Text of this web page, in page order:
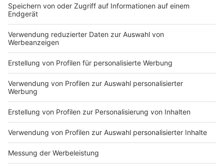
gehören botanisch zur Familie der Hanfgewächse. Die
Erkenntnis ist relativ neu. Erst vor rund 20 Jahren
konnten Forscheraus Großbritannien und den USA
durch Analyse der Gene der Pflanzen nachweisen, dass
Hopfen und Cannabis und mehr als hundert andere
Arten zur selben Familie gehören. Deswegen könnte
man sagen, dass das Hanf-Bier, mit dem einige Brauer
aktuell experimentieren gar nicht so verrückt ist.
Anzeige
Bier geht in Bärten verloren
Anzeige